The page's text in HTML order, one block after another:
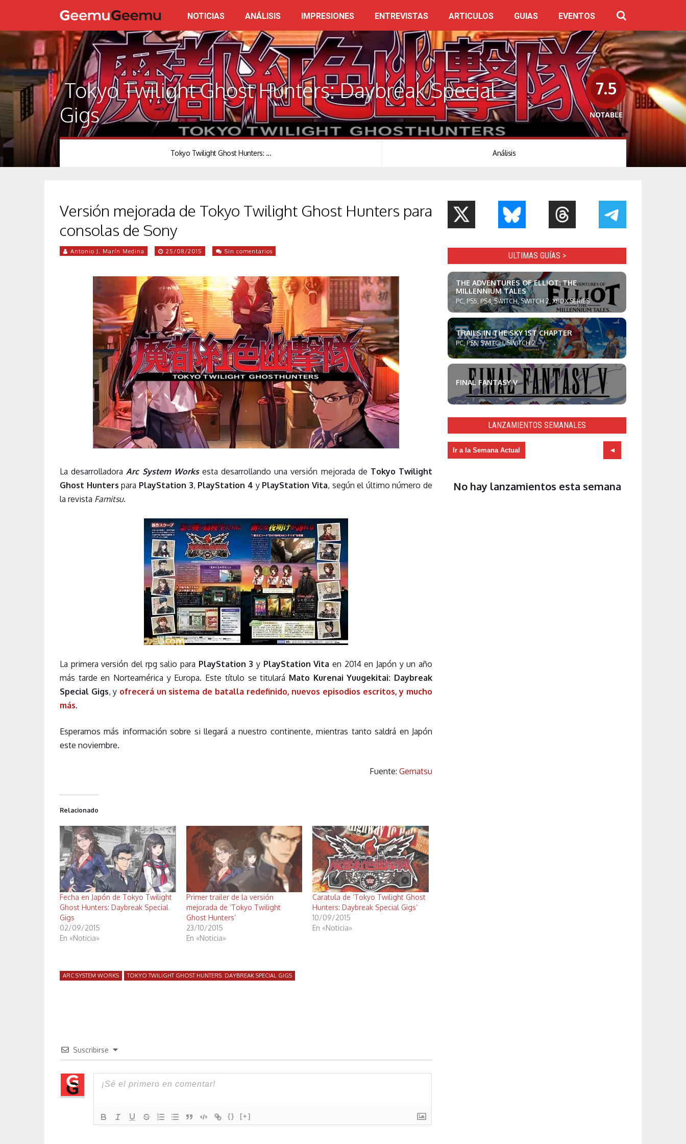
NOTICIAS ANÁLISIS IMPRESIONES ENTREVISTAS ARTICULOS GUIAS EVENTOS
Tokyo Twilight Ghost Hunters: Daybreak Special
Gigs
7.5
NOTABLE
Tokyo Twilight Ghost Hunters: ... Análisis
Versión mejorada de Tokyo Twilight Ghost Hunters para
consolas de Sony
Antonio J. Marín Medina 25/08/2015 Sin comentarios
La desarrolladoraArc System Worksesta desarrollando una versión mejorada de Tokyo Twilight
Ghost Hunters para PlayStation 3, PlayStation 4 y PlayStation Vita, según el último número de
la revista Famitsu.
La primera versión del rpg salio para PlayStation 3 y PlayStation Vita en 2014 en Japón y un año
más tarde en Norteamérica y Europa. Este título se titulará Mato Kurenai Yuugekitai: Daybreak
Special Gigs, y ofrecerá un sistema de batalla redefinido, nuevos episodios escritos, y mucho
más.
Esperamos más información sobre si llegará a nuestro continente, mientras tanto saldrá en Japón
este noviembre.
Fuente: Gematsu
Relacionado
Fecha en Japón de Tokyo Twilight
Ghost Hunters: Daybreak Special
Gigs
02/09/2015
En «Noticia»
Primer trailer de la versión
mejorada de ‘Tokyo Twilight
Ghost Hunters’
23/10/2015
En «Noticia»
Caratula de ‘Tokyo Twilight Ghost
Hunters: Daybreak Special Gigs’
10/09/2015
En «Noticia»
ARC SYSTEM WORKS TOKYO TWILIGHT GHOST HUNTERS: DAYBREAK SPECIAL GIGS
Suscribirse
{} [+]
ULTIMAS GUÍAS >
THE ADVENTURES OF ELLIOT: THE
MILLENNIUM TALES
PC, PS5, PS4, SWITCH, SWITCH 2, XBOX SERIES
TRAILS IN THE SKY 1ST CHAPTER
PC, PS5, SWITCH, SWITCH 2
FINAL FANTASY V
LANZAMIENTOS SEMANALES
Ir a la Semana Actual
No hay lanzamientos esta semana